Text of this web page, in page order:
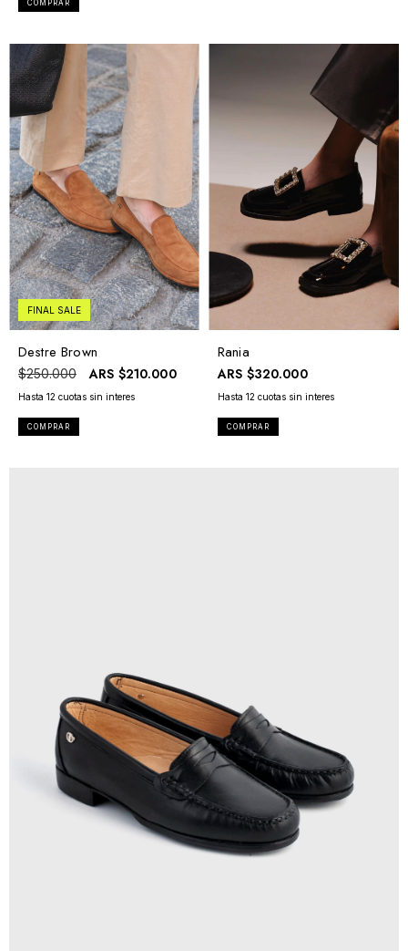
COMPRAR
FINAL SALE
Destre Brown
$250.000 ARS $210.000
COMPRAR
Rania
ARS $320.000
COMPRAR